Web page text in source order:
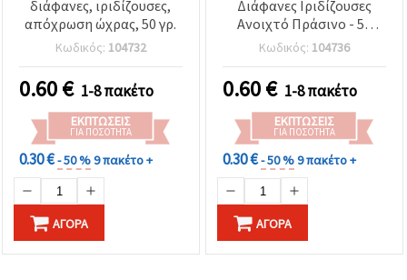
διάφανες, ιριδίζουσες,
απόχρωση ώχρας, 50 γρ.
Κωδικός: 104732
0.60€ 1-8 πακέτο
ΕΚΠΤΏΣΕΙΣ
ΓΙΑ ΠΟΣΌΤΗΤΑ
0.30 €- 50 %9 πακέτο +
ΑΓΟΡΆ
Διάφανες Ιριδίζουσες
Ανοιχτό Πράσινο - 50
γραμμάρια
Κωδικός: 104736
0.60€ 1-8 πακέτο
ΕΚΠΤΏΣΕΙΣ
ΓΙΑ ΠΟΣΌΤΗΤΑ
0.30 €- 50 %9 πακέτο +
ΑΓΟΡΆ